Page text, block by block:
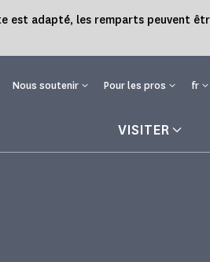
est adapté, les remparts peuvent
Nous soutenir Pour les pros fr
VISITER